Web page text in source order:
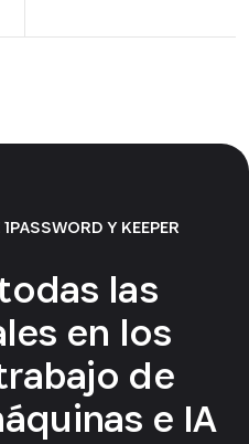
Y KEEPER
las
en los
de
e IA